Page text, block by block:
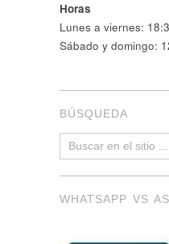
Horas
Lunes a viernes:
Sábado y domingo:
BÚSQUEDA
WHATSAPP VS